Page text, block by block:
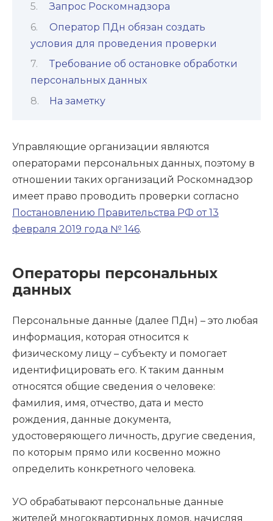
Запрос Роскомнадзора
Оператор ПДн обязан создать
условия для проведения проверки
Требование об остановке обработки
персональных данных
На заметку
Управляющие организации являются
операторами персональных данных, поэтому в
отношении таких организаций Роскомнадзор
имеет право проводить проверки согласно
Постановлению Правительства РФ от 13
февраля 2019 года № 146.
Операторы персональных
данных
Персональные данные (далее ПДн) – это любая
информация, которая относится к
физическому лицу – субъекту и помогает
идентифицировать его. К таким данным
относятся общие сведения о человеке:
фамилия, имя, отчество, дата и место
рождения, данные документа,
удостоверяющего личность, другие сведения,
по которым прямо или косвенно можно
определить конкретного человека.
УО обрабатывают персональные данные
жителей многоквартирных домов, начисляя